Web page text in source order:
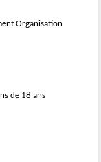
Organisation
de 18 ans